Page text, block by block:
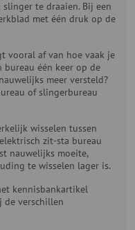
te draaien. Bij een
met één druk op de
vooral af van hoe vaak je
één keer op de
meer versteld?
of slingerbureau
wisselen tussen
zit-sta bureau
nauwelijks moeite,
te wisselen lager is.
kennisbankartikel
de verschillen